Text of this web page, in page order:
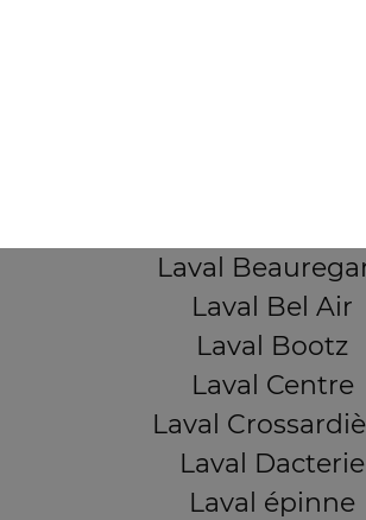
Laval
Laval Bel Air
Laval Bootz
Laval Centre
Laval
Laval Dacterie
Laval épinne